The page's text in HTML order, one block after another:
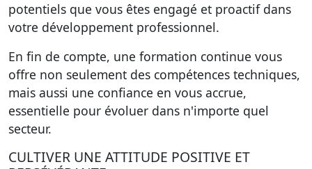
potentiels que vous êtes engagé et proactif dans
votre développement professionnel.
En fin de compte, une formation continue vous
offre non seulement des compétences techniques,
mais aussi une confiance en vous accrue,
essentielle pour évoluer dans n'importe quel
secteur.
CULTIVER UNE ATTITUDE POSITIVE ET